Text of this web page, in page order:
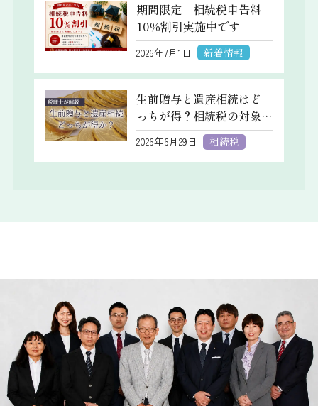
期間限定 相続税申告料
10％割引実施中です
2026年7月1日 新着情報
生前贈与と遺産相続はど
っちが得？相続税の対象
になるケースや非課税で
生前贈与をする方法も税
理士が解説
2026年6月29日 相続税